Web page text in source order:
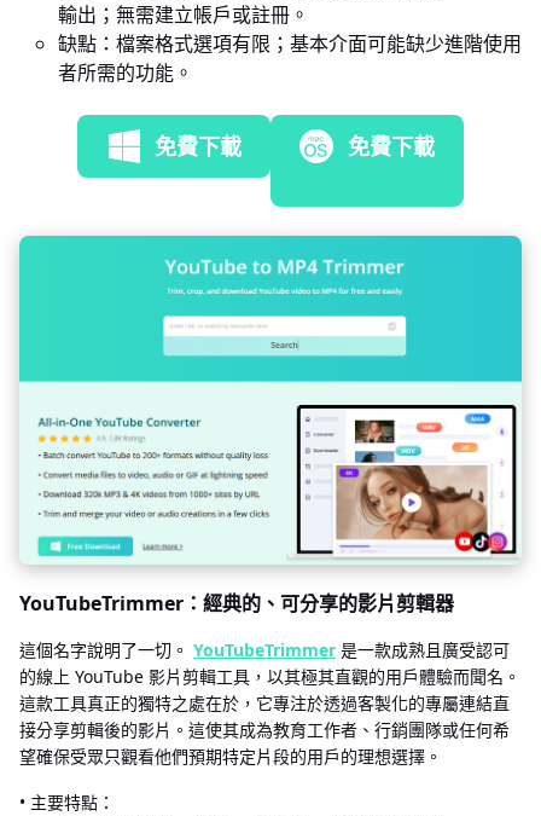
輸出；無需建立帳戶或註冊。
缺點：檔案格式選項有限；基本介面可能缺少進階使用
者所需的功能。
免費下載 免費下載
YouTubeTrimmer：經典的、可分享的影片剪輯器
這個名字說明了一切。 YouTubeTrimmer 是一款成熟且廣受認可
的線上 YouTube 影片剪輯工具，以其極其直觀的用戶體驗而聞名。
這款工具真正的獨特之處在於，它專注於透過客製化的專屬連結直
接分享剪輯後的影片。這使其成為教育工作者、行銷團隊或任何希
望確保受眾只觀看他們預期特定片段的用戶的理想選擇。
• 主要特點：